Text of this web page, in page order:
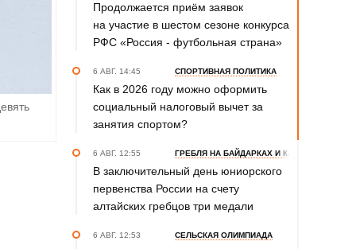
Продолжается приём заявок
на участие в шестом сезоне конкурса
РФС «Россия - футбольная страна»
6 АВГ. 14:45 СПОРТИВНАЯ ПОЛИТИКА
Как в 2026 году можно оформить
социальный налоговый вычет за
занятия спортом?
6 АВГ. 12:55 ГРЕБЛЯ НА БАЙДАРКАХ И КАНОЭ
В заключительный день юниорского
первенства России на счету
алтайских гребцов три медали
6 АВГ. 12:53 СЕЛЬСКАЯ ОЛИМПИАДА